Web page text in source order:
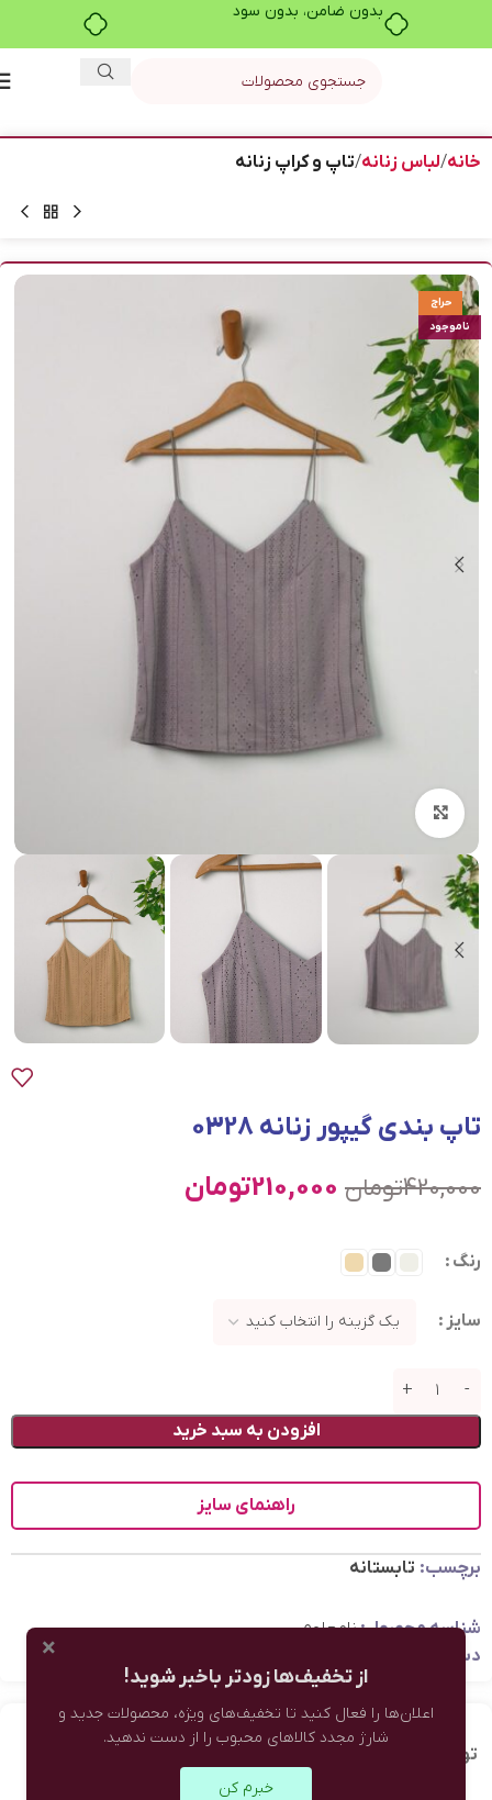
بدون ضامن، بدون سود
خانه لباس زنانه تاپ و کراپ زنانه
حراج
ناموجود
بزرگنمایی تصویر
تاپ بندی گیپور زنانه 0328
420,000تومان 210,000تومان
رنگ
سایز
افزودن به سبد خرید
راهنمای سایز
برچسب: تابستانه
شناسه محصول:نامعلوم
دسته:
توضیحات تکمیلی
×
از تخفیف‌ها زودتر باخبر شوید!
اعلان‌ها را فعال کنید تا تخفیف‌های ویژه، محصولات جدید و
شارژ مجدد کالاهای محبوب را از دست ندهید.
خبرم کن